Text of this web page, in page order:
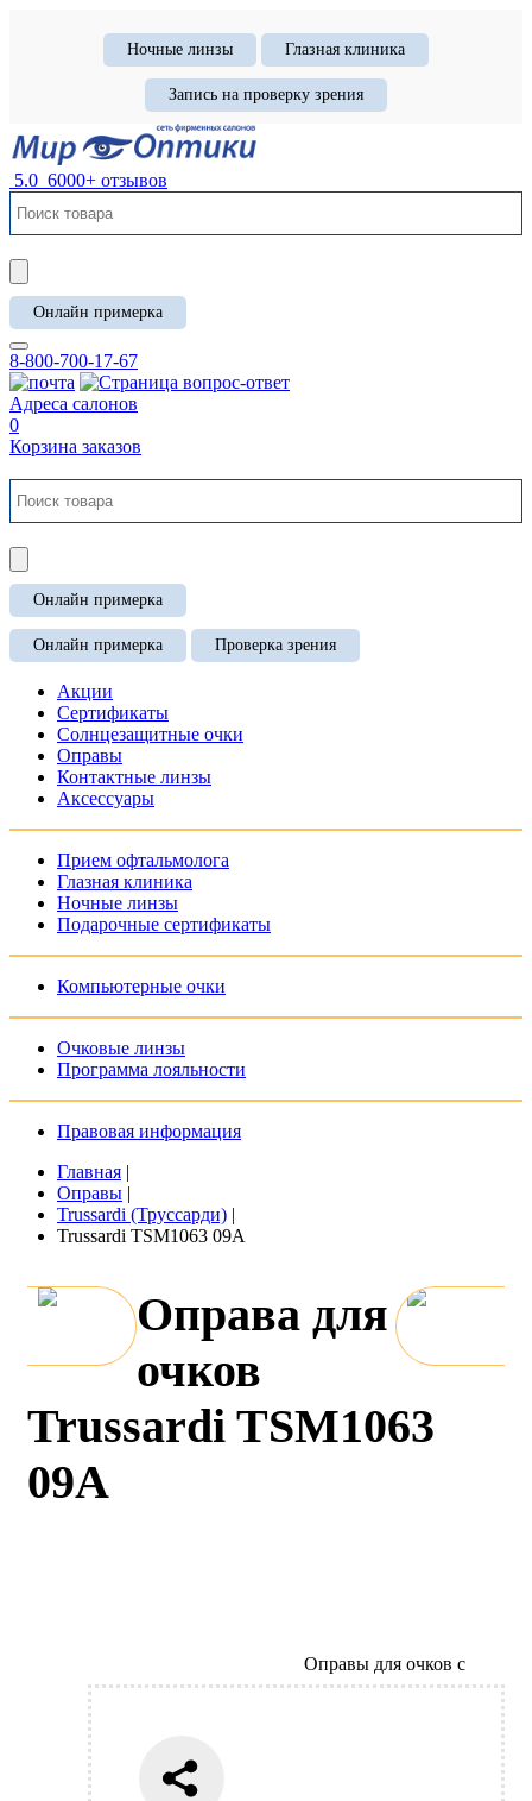
Ночные линзы Глазная клиника
Запись на проверку зрения
5.0 6000+ отзывов
Онлайн примерка
8-800-700-17-67
Адреса салонов
0
Корзина заказов
Онлайн примерка
Онлайн примерка Проверка зрения
Акции
Сертификаты
Солнцезащитные очки
Оправы
Контактные линзы
Аксессуары
Прием офтальмолога
Глазная клиника
Ночные линзы
Подарочные сертификаты
Компьютерные очки
Очковые линзы
Программа лояльности
Правовая информация
Главная |
Оправы |
Trussardi (Труссарди) |
Trussardi TSM1063 09A
Оправа для
очков
Trussardi TSM1063
09A
Оправы для очков с